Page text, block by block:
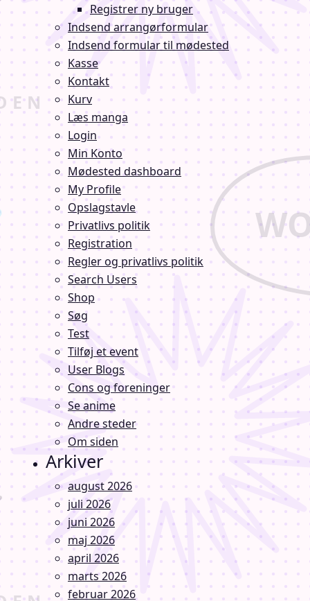
Registrer ny bruger
Indsend arrangørformular
Indsend formular til mødested
Kasse
Kontakt
Kurv
Læs manga
Login
Min Konto
Mødested dashboard
My Profile
Opslagstavle
Privatlivs politik
Registration
Regler og privatlivs politik
Search Users
Shop
Søg
Test
Tilføj et event
User Blogs
Cons og foreninger
Se anime
Andre steder
Om siden
Arkiver
august 2026
juli 2026
juni 2026
maj 2026
april 2026
marts 2026
februar 2026